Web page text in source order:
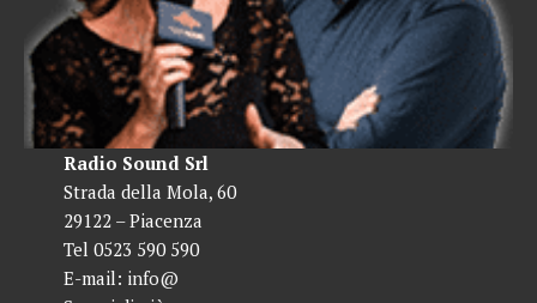
Radio Sound Srl
Strada della Mola, 60
29122 – Piacenza
Tel 0523 590 590
E-mail: info@